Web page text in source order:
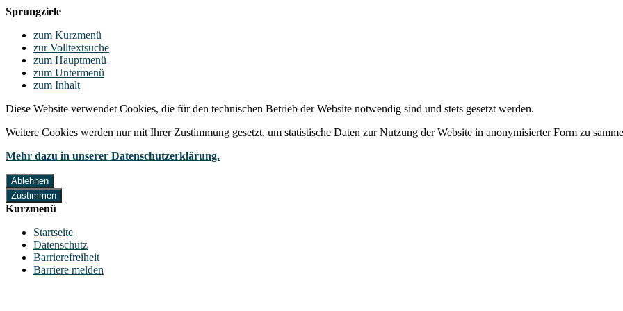
Sprungziele
zum Kurzmenü
zur Volltextsuche
zum Hauptmenü
zum Untermenü
zum Inhalt
Diese Website verwendet Cookies, die für den technischen Betrieb der Website notwendig sind und stets gesetzt werden.
Weitere Cookies werden nur mit Ihrer Zustimmung gesetzt, um statistische Daten zur Nutzung der Website in anonymisierter Form zu
Mehr dazu in unserer Datenschutzerklärung.
Ablehnen
Zustimmen
Kurzmenü
Startseite
Datenschutz
Barrierefreiheit
Barriere melden